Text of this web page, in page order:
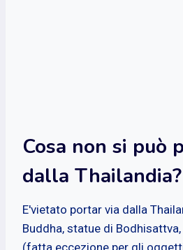
Cosa non si può
dalla Thailandia?
E'vietato portar via dalla
Buddha, statue di
(fatta eccezione per gli